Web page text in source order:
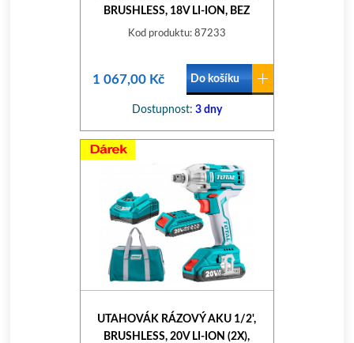
BRUSHLESS, 18V LI-ION, BEZ
BATERIÍ A NABÍJEČKY
Kod produktu: 87233
1 067,00 Kč Do košíku
Dostupnost: 3 dny
UTAHOVÁK RÁZOVÝ AKU 1/2',
BRUSHLESS, 20V LI-ION (2X),